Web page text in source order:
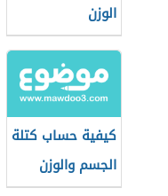
الوزن
كيفية حساب كتلة
الجسم والوزن